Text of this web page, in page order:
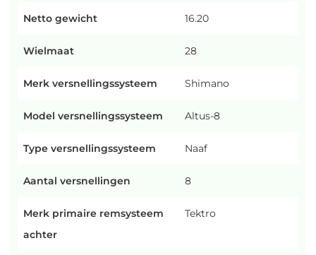
Netto gewicht 16.20
Wielmaat 28
Merk versnellingssysteem Shimano
Model versnellingssysteem Altus-8
Type versnellingssysteem Naaf
Aantal versnellingen 8
Merk primaire remsysteem
achter
Tektro